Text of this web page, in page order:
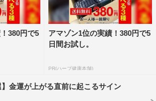
380円で5
アマゾン1位の実績！380円で5
日間お試し。
PR(ハーブ健康本舗)
】金運が上がる直前に起こるサイン